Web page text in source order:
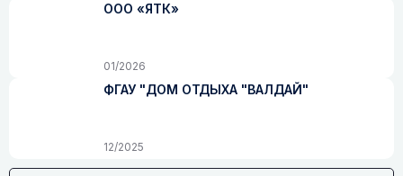
ООО «ЯТК»
01/2026
ФГАУ "ДОМ ОТДЫХА "ВАЛДАЙ"
12/2025